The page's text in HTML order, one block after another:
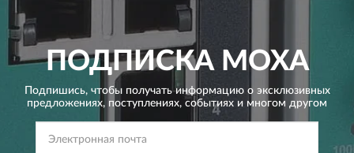
ПОДПИСКАMOXA
Подпишись, чтобы получать информацию о эксклюзивных
предложениях, поступлениях, событиях и многом другом